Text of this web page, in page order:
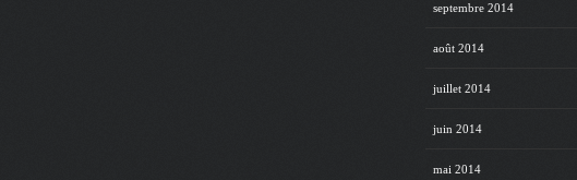
septembre 2014
août 2014
juillet 2014
juin 2014
mai 2014